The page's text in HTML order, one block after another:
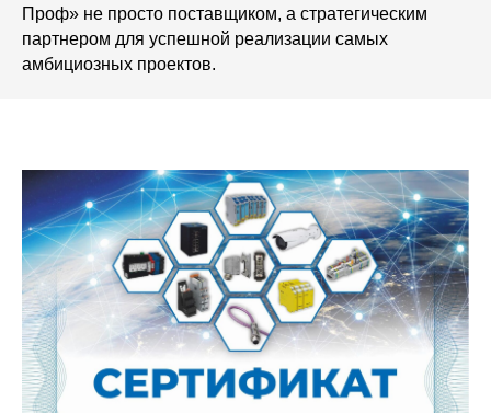
Проф» не просто поставщиком, а стратегическим
партнером для успешной реализации самых
амбициозных проектов.